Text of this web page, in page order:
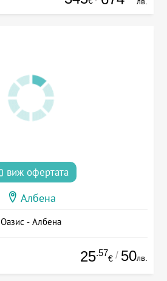
виж офертата
Албена
Оазис - Албена
25.57
€ / 50лв.